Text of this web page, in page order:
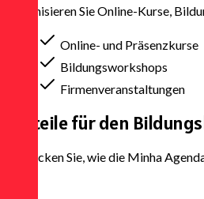
Organisieren Sie Online-Kurse,
Online- und Präsenzkurse
Bildungsworkshops
Firmenveranstaltungen
Vorteile für den
Entdecken Sie, wie die Minha